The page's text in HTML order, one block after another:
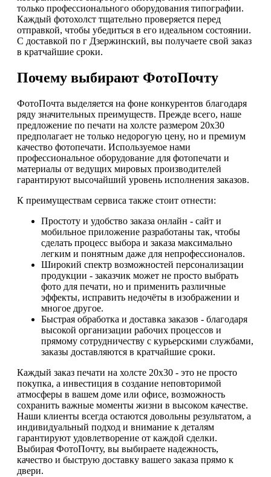
только профессионального оборудования типографии.
Каждый фотохолст тщательно проверяется перед
отправкой, чтобы убедиться в его идеальном состоянии.
С доставкой по г Дзержинский, вы получаете свой заказ
в кратчайшие сроки.
Почему выбирают ФотоПочту
ФотоПочта выделяется на фоне конкурентов благодаря
ряду значительных преимуществ. Прежде всего, наше
предложение по печати на холсте размером 20х30
предполагает не только недорогую цену, но и премиум
качество фотопечати. Используемое нами
профессиональное оборудование для фотопечати и
материалы от ведущих мировых производителей
гарантируют высочайший уровень исполнения заказов.
К преимуществам сервиса также стоит отнести:
Простоту и удобство заказа онлайн - сайт и
мобильное приложение разработаны так, чтобы
сделать процесс выбора и заказа максимально
легким и понятным даже для непрофессионалов.
Широкий спектр возможностей персонализации
продукции - заказчик может не просто выбрать
фото для печати, но и применить различные
эффекты, исправить недочёты в изображении и
многое другое.
Быстрая обработка и доставка заказов - благодаря
высокой организации рабочих процессов и
прямому сотрудничеству с курьерскими службами,
заказы доставляются в кратчайшие сроки.
Каждый заказ печати на холсте 20х30 - это не просто
покупка, а инвестиция в создание неповторимой
атмосферы в вашем доме или офисе, возможность
сохранить важные моменты жизни в высоком качестве.
Наши клиенты всегда остаются довольны результатом, а
индивидуальный подход и внимание к деталям
гарантируют удовлетворение от каждой сделки.
Выбирая ФотоПочту, вы выбираете надежность,
качество и быструю доставку вашего заказа прямо к
двери.